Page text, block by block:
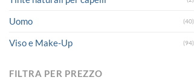
Uomo (40)
Viso e Make-Up (94)
FILTRA PER PREZZO